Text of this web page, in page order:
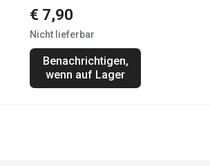
€ 7,90
Nicht lieferbar
Benachrichtigen,
wenn auf Lager